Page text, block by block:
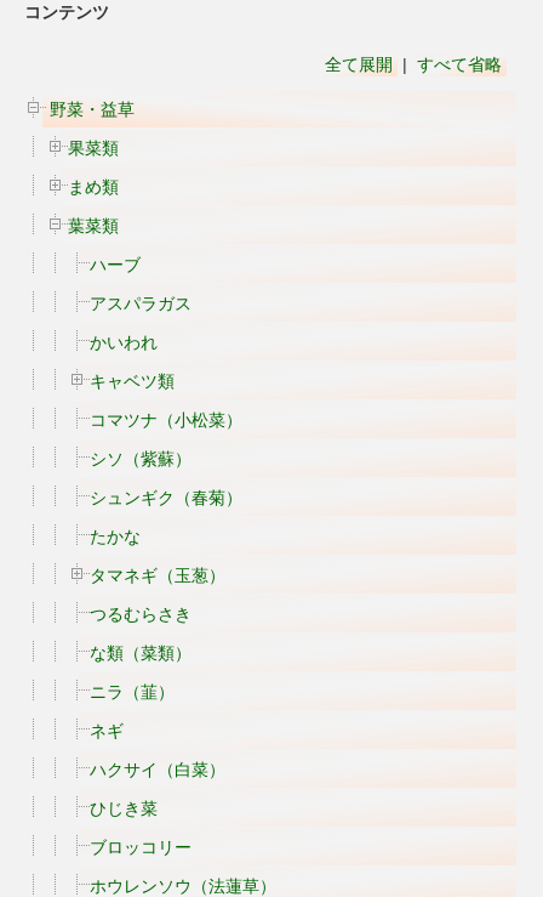
コンテンツ
全て展開 | すべて省略
野菜・益草
果菜類
まめ類
葉菜類
ハーブ
アスパラガス
かいわれ
キャベツ類
コマツナ（小松菜）
シソ（紫蘇）
シュンギク（春菊）
たかな
タマネギ（玉葱）
つるむらさき
な類（菜類）
ニラ（韮）
ネギ
ハクサイ（白菜）
ひじき菜
ブロッコリー
ホウレンソウ（法蓮草）